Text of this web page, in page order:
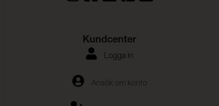
Kundcenter
Logga in
Ansök om konto